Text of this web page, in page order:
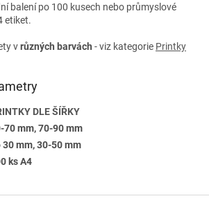
balení po 100 kusech nebo průmyslové
etiket.
vrůzných barvách - viz kategorie Printky
DLE ŠÍŘKY
70 mm, 70-90 mm
30 mm, 30-50 mm
ks A4